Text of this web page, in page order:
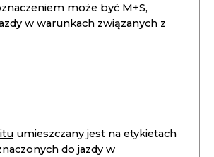
może być M+S,
w warunkach związanych z
umieszczany jest na etykietach
do jazdy w